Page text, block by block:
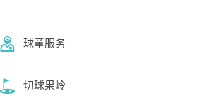
球童服务
切球果岭